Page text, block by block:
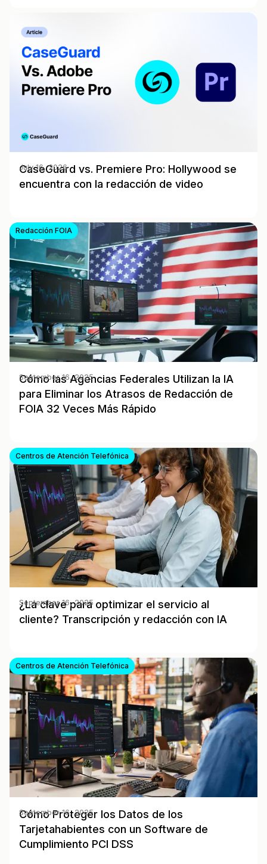
CaseGuard vs. Premiere Pro: Hollywood se
encuentra con la redacción de video
July 16, 2026
Redacción FOIA
Cómo las Agencias Federales Utilizan la IA
para Eliminar los Atrasos de Redacción de
FOIA 32 Veces Más Rápido
September 16, 2025
Centros de Atención Telefónica
¿La clave para optimizar el servicio al
cliente? Transcripción y redacción con IA
September 16, 2025
Centros de Atención Telefónica
Cómo Proteger los Datos de los
Tarjetahabientes con un Software de
Cumplimiento PCI DSS
September 16, 2025